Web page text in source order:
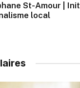
St-Amour |
local